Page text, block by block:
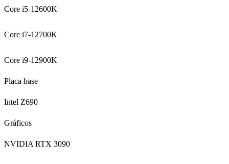
Core i5-12600K
Core i7-12700K
Core i9-12900K
Placa base
Intel Z690
Gráficos
NVIDIA RTX 3090